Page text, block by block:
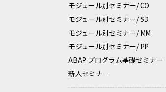
モジュール別セミナー/ CO
モジュール別セミナー/ SD
モジュール別セミナー/ MM
モジュール別セミナー/ PP
ABAP プログラム基礎セミナー
新人セミナー